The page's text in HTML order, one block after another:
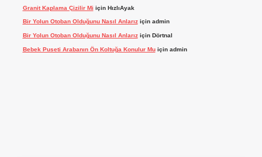
Granit Kaplama Çizilir Mi için HızlıAyak
Bir Yolun Otoban Olduğunu Nasıl Anlarıziçin admin
Bir Yolun Otoban Olduğunu Nasıl Anlarıziçin Dörtnal
Bebek Puseti Arabanın Ön Koltuğa Konulur Muiçin admin